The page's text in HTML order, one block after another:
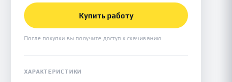
Купить работу
После покупки вы получите доступ к скачиванию.
ХАРАКТЕРИСТИКИ